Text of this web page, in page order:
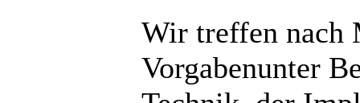
Wir treffen nach
Vorgabenunter